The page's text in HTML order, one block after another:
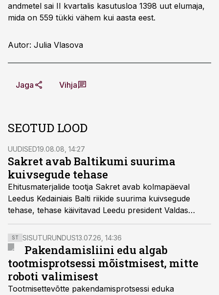
andmetel sai II kvartalis kasutusloa 1398 uut elumaja,
mida on 559 tükki vähem kui aasta eest.
Autor: Julia Vlasova
Jaga Vihja
SEOTUD LOOD
UUDISED19.08.08, 14:27
Sakret avab Baltikumi suurima
kuivsegude tehase
Ehitusmaterjalide tootja Sakret avab kolmapäeval
Leedus Kedainiais Balti riikide suurima kuivsegude
tehase, tehase käivitavad Leedu president Valdas
Adamkus ning Läti president Valdis Zatlers.
ST SISUTURUNDUS13.07.26, 14:36
Pakendamisliini edu algab
tootmisprotsessi mõistmisest, mitte
roboti valimisest
Tootmisettevõtte pakendamisprotsessi eduka